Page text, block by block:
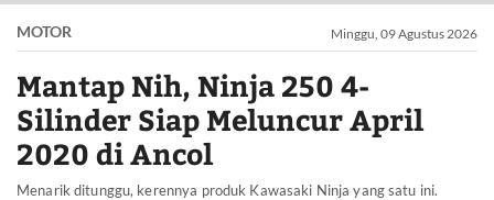
MOTOR Minggu, 09 Agustus 2026
Mantap Nih, Ninja 250 4-
Silinder Siap Meluncur April
2020 di Ancol
Menarik ditunggu, kerennya produk Kawasaki Ninja yang satu ini.